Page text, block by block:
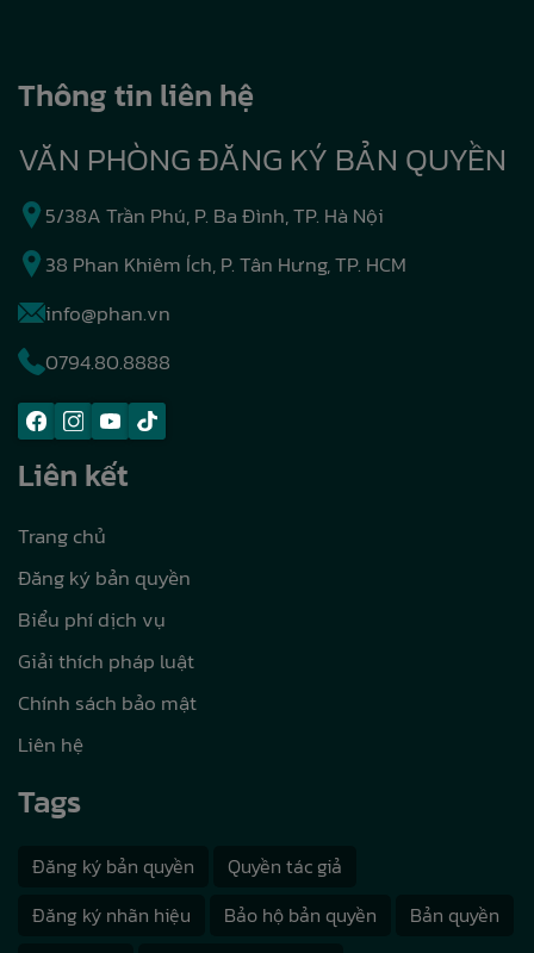
Thông tin liên hệ
VĂN PHÒNG ĐĂNG KÝ BẢN QUYỀN
5/38A Trần Phú, P. Ba Đình, TP. Hà Nội
38 Phan Khiêm Ích, P. Tân Hưng, TP. HCM
info@phan.vn
0794.80.8888
Liên kết
Trang chủ
Đăng ký bản quyền
Biểu phí dịch vụ
Giải thích pháp luật
Chính sách bảo mật
Liên hệ
Tags
Đăng ký bản quyền
Quyền tác giả
Đăng ký nhãn hiệu
Bảo hộ bản quyền
Bản quyền